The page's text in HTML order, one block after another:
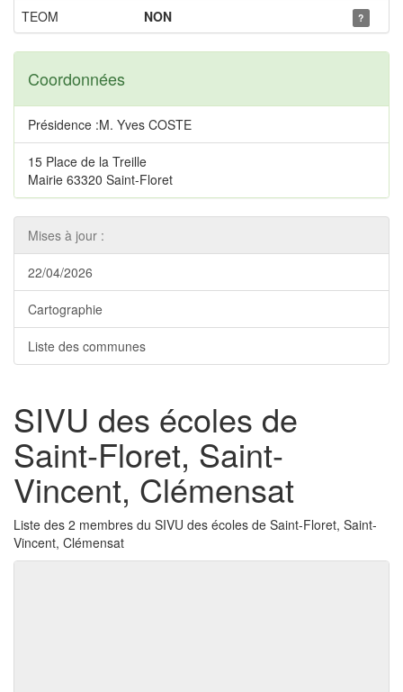
TEOM NON ?
Coordonnées
Présidence :M. Yves COSTE
15 Place de la Treille
Mairie 63320 Saint-Floret
Mises à jour :
22/04/2026
Cartographie
Liste des communes
SIVU des écoles de
Saint-Floret, Saint-
Vincent, Clémensat
Liste des 2 membres du SIVU des écoles de Saint-Floret, Saint-
Vincent, Clémensat